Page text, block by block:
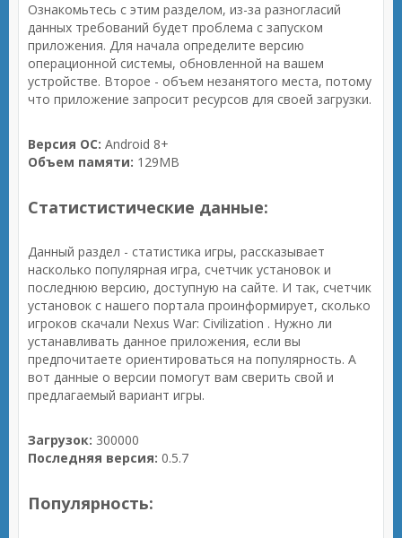
Ознакомьтесь с этим разделом, из-за разногласий
данных требований будет проблема с запуском
приложения. Для начала определите версию
операционной системы, обновленной на вашем
устройстве. Второе - объем незанятого места, потому
что приложение запросит ресурсов для своей загрузки.
Версия ОС: Android 8+
Объем памяти: 129MB
Статистистические данные:
Данный раздел - статистика игры, рассказывает
насколько популярная игра, счетчик установок и
последнюю версию, доступную на сайте. И так, счетчик
установок с нашего портала проинформирует, сколько
игроков скачали Nexus War: Civilization . Нужно ли
устанавливать данное приложения, если вы
предпочитаете ориентироваться на популярность. А
вот данные о версии помогут вам сверить свой и
предлагаемый вариант игры.
Загрузок: 300000
Последняя версия: 0.5.7
Популярность: